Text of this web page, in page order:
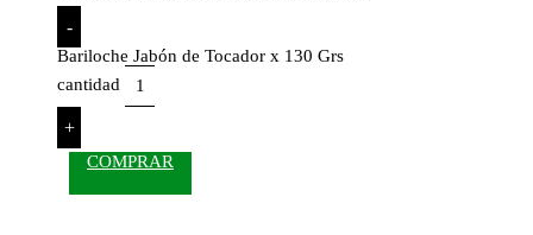
-
Bariloche Jabón de Tocador x 130 Grs
cantidad
+
COMPRAR